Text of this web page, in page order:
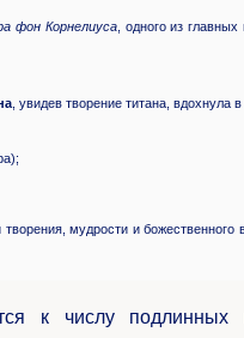
фон Корнелиуса, одного из
, увидев творение титана,
творения, мудрости и
к числу